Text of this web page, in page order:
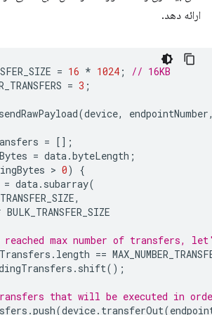
ارائه دهد.
= 16 * 1024 ;
// 16KB
= 3 ;
sendRawPayload(device, endpointNumber
= [];
= data.byteLength ;
> 0)
{
= data. subarray(
,
BULK_TRANSFER_SIZE
max number of transfers,
. length ==
. shift();
that will be executed in
.push(device. transferOut(